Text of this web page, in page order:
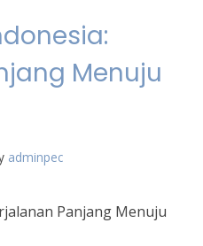
Menuju
adminpec
Panjang Menuju